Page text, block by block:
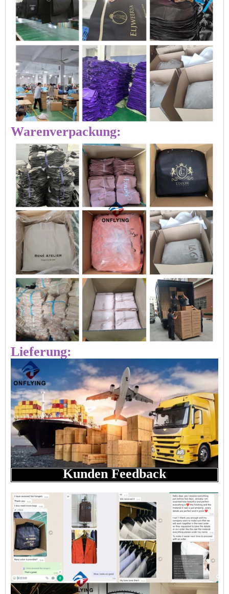
Warenverpackung:
Lieferung:
Kunden Feedback